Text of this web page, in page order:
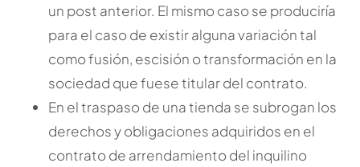
un post anterior. El mismo caso se produciría
para el caso de existir alguna variación tal
como fusión, escisión o transformación en la
sociedad que fuese titular del contrato.
En el traspaso de una tienda se subrogan los
derechos y obligaciones adquiridos en el
contrato de arrendamiento del inquilino